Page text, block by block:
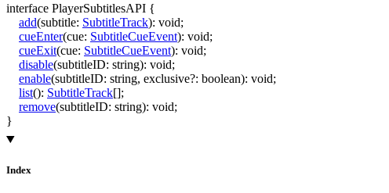
interface PlayerSubtitlesAPI {
add(subtitle: SubtitleTrack): void;
cueEnter(cue: SubtitleCueEvent): void;
cueExit(cue: SubtitleCueEvent): void;
disable(subtitleID: string): void;
enable(subtitleID: string, exclusive?: boolean): void;
list(): SubtitleTrack[];
remove(subtitleID: string): void;
}
Index